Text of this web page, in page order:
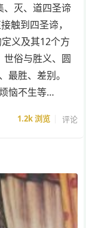
、灭、道四圣谛
触到四圣谛，
义及其12个方
世俗与胜义、圆
最胜、差别。
恼不生等…
1.2k浏览 评论